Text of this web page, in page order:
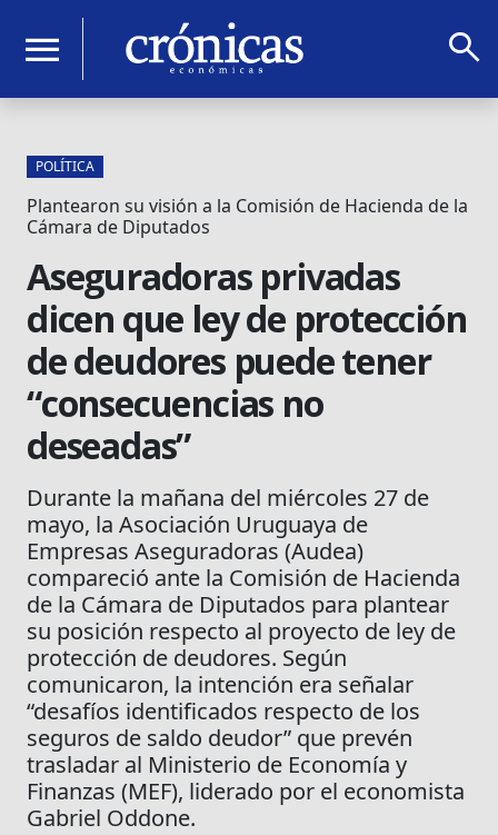
menu search
POLÍTICA
Plantearon su visión a la Comisión de Hacienda de la
Cámara de Diputados
Aseguradoras privadas
dicen que ley de protección
de deudores puede tener
“consecuencias no
deseadas”
Durante la mañana del miércoles 27 de
mayo, la Asociación Uruguaya de
Empresas Aseguradoras (Audea)
compareció ante la Comisión de Hacienda
de la Cámara de Diputados para plantear
su posición respecto al proyecto de ley de
protección de deudores. Según
comunicaron, la intención era señalar
“desafíos identificados respecto de los
seguros de saldo deudor” que prevén
trasladar al Ministerio de Economía y
Finanzas (MEF), liderado por el economista
Gabriel Oddone.